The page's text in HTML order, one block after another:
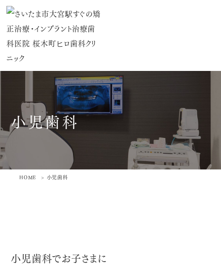
小児歯科
HOME 小児歯科
小児歯科でお子さまに